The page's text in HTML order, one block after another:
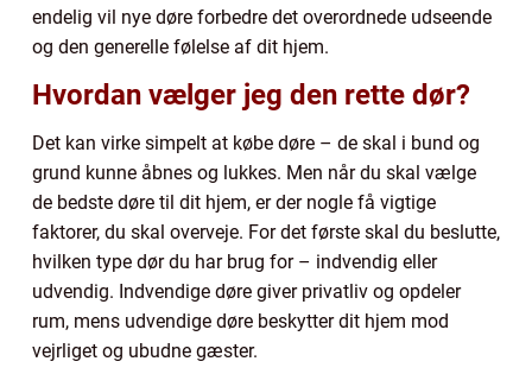
endelig vil nye døre forbedre det overordnede udseende
og den generelle følelse af dit hjem.
Hvordan vælger jeg den rette dør?
Det kan virke simpelt at købe døre – de skal i bund og
grund kunne åbnes og lukkes. Men når du skal vælge
de bedste døre til dit hjem, er der nogle få vigtige
faktorer, du skal overveje. For det første skal du beslutte,
hvilken type dør du har brug for – indvendig eller
udvendig. Indvendige døre giver privatliv og opdeler
rum, mens udvendige døre beskytter dit hjem mod
vejrliget og ubudne gæster.